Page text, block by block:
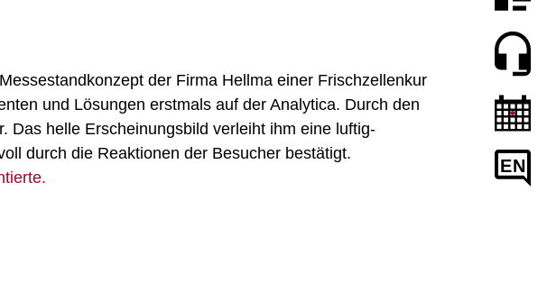
EN
der Firma Hellma einer Frischzellenkur
und Lösungen erstmals auf der Analytica. Durch den
Das helle Erscheinungsbild verleiht ihm eine luftig-
durch die Reaktionen der Besucher bestätigt.